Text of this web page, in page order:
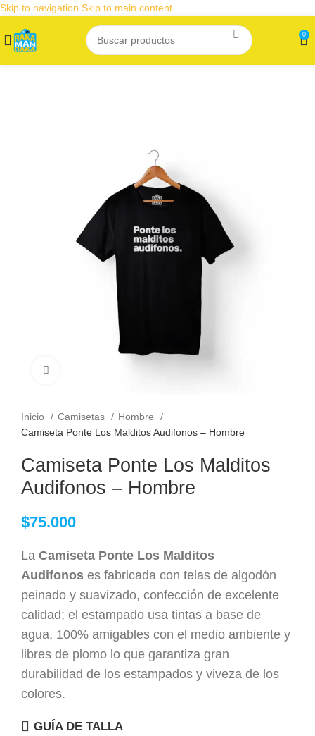
Skip to navigation Skip to main content
0
Inicio Camisetas
Hombre
Camiseta Ponte Los Malditos Audifonos – Hombre
Camiseta Ponte Los Malditos
Audifonos – Hombre
$75.000
La Camiseta Ponte Los Malditos
Audifonos es fabricada con telas de algodón
peinado y suavizado, confección de excelente
calidad; el estampado usa tintas a base de
agua, 100% amigables con el medio ambiente y
libres de plomo lo que garantiza gran
durabilidad de los estampados y viveza de los
colores.
GUÍA DE TALLA